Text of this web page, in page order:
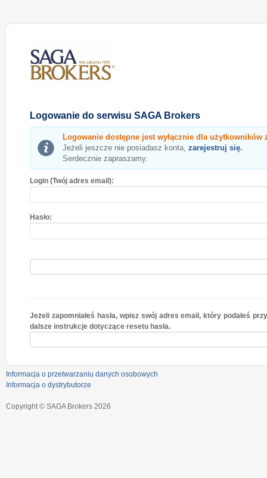
Logowanie do serwisu SAGA Brokers
Logowanie dostępne jest wyłącznie dla użytkowników
Jeżeli jeszcze nie posiadasz konta, zarejestruj się.
Serdecznie zapraszamy.
Login (Twój adres email):
Hasło:
Jeżeli zapomniałeś hasła, wpisz swój adres email, który podałeś
dalsze instrukcje dotyczące resetu hasła.
Informacja o przetwarzaniu danych osobowych
Informacja o dystrybutorze
Copyright © SAGA Brokers 2026